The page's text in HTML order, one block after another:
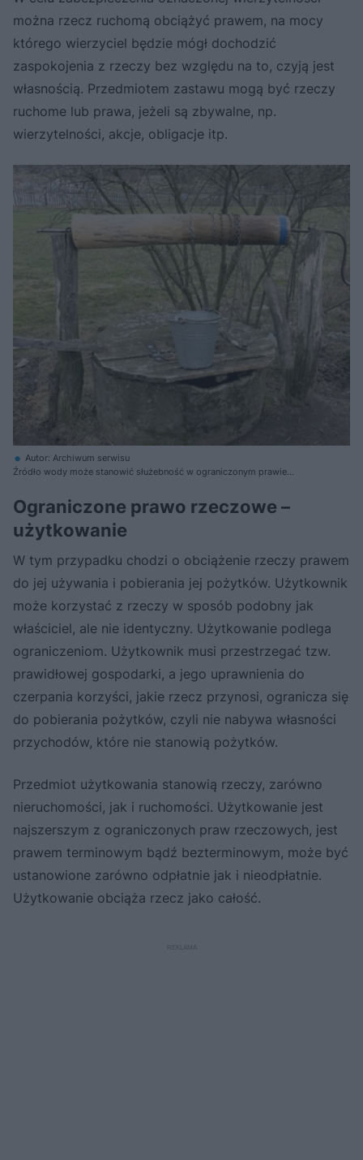
można rzecz ruchomą obciążyć prawem, na mocy
którego wierzyciel będzie mógł dochodzić
zaspokojenia z rzeczy bez względu na to, czyją jest
własnością. Przedmiotem zastawu mogą być rzeczy
ruchome lub prawa, jeżeli są zbywalne, np.
wierzytelności, akcje, obligacje itp.
Autor: Archiwum serwisu
Źródło wody może stanowić służebność w ograniczonym prawie
Ograniczone prawo rzeczowe –
użytkowanie
W tym przypadku chodzi o obciążenie rzeczy prawem
do jej używania i pobierania jej pożytków. Użytkownik
może korzystać z rzeczy w sposób podobny jak
właściciel, ale nie identyczny. Użytkowanie podlega
ograniczeniom. Użytkownik musi przestrzegać tzw.
prawidłowej gospodarki, a jego uprawnienia do
czerpania korzyści, jakie rzecz przynosi, ogranicza się
do pobierania pożytków, czyli nie nabywa własności
przychodów, które nie stanowią pożytków.
Przedmiot użytkowania stanowią rzeczy, zarówno
nieruchomości, jak i ruchomości. Użytkowanie jest
najszerszym z ograniczonych praw rzeczowych, jest
prawem terminowym bądź bezterminowym, może być
ustanowione zarówno odpłatnie jak i nieodpłatnie.
Użytkowanie obciąża rzecz jako całość.